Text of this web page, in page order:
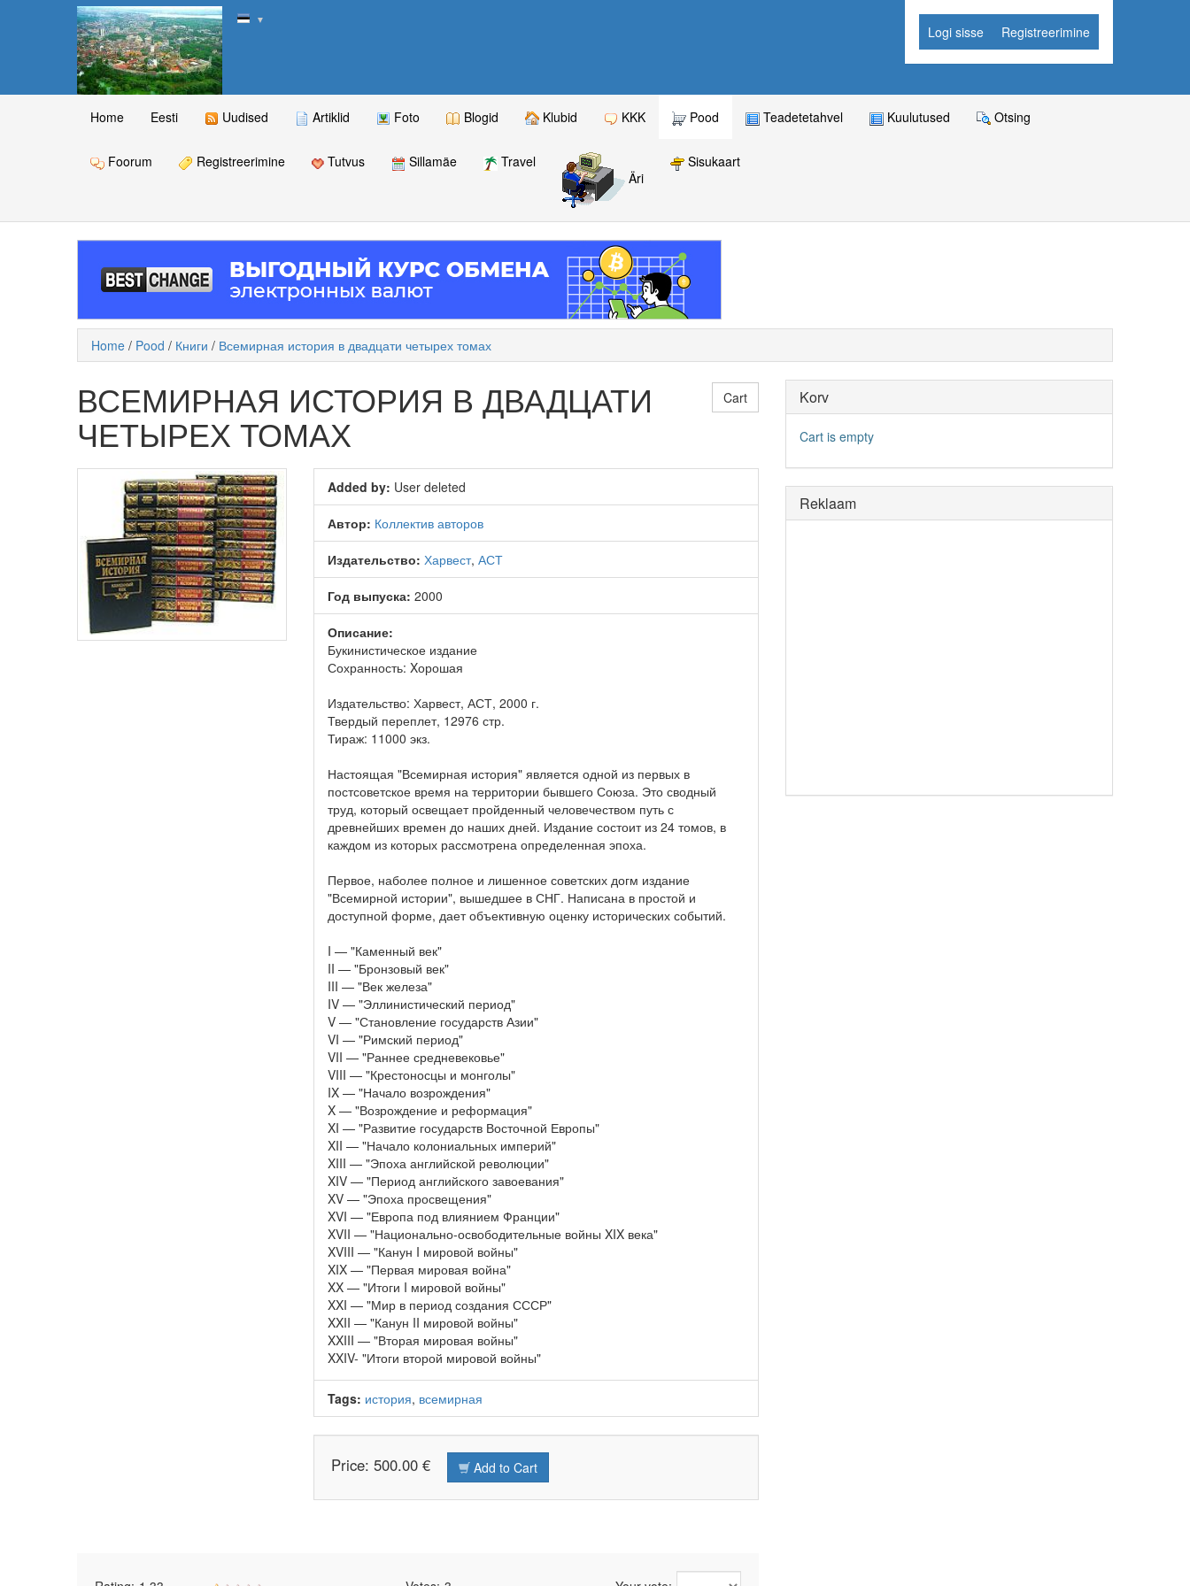
▼
Logi sisse Registreerimine
Home Eesti Uudised Artiklid Foto Blogid Klubid KKK Pood Teadetetahvel Kuulutused Otsing
Foorum Registreerimine Tutvus Sillamäe
Travel
Äri
Sisukaart
Home / Pood / Книги / Всемирная история в двадцати четырех томах
Cart
ВСЕМИРНАЯ ИСТОРИЯ В ДВАДЦАТИ
ЧЕТЫРЕХ ТОМАХ
Added by: User deleted
Автор: Коллектив авторов
Издательство: Харвест, АСТ
Год выпуска: 2000
Описание:
Букинистическое издание
Сохранность: Xорошая
Издательство: Харвест, АСТ, 2000 г.
Твердый переплет, 12976 стр.
Тираж: 11000 экз.
Настоящая "Всемирная история" является одной из первых в
постсоветское время на территории бывшего Союза. Это сводный
труд, который освещает пройденный человечеством путь с
древнейших времен до наших дней. Издание состоит из 24 томов, в
каждом из которых рассмотрена определенная эпоха.
Первое, наболее полное и лишенное советских догм издание
"Всемирной истории", вышедшее в СНГ. Написана в простой и
доступной форме, дает объективную оценку исторических событий.
I — "Каменный век"
II — "Бронзовый век"
III — "Век железа"
IV — "Эллинистический период"
V — "Становление государств Азии"
VI — "Римский период"
VII — "Раннее средневековье"
VIII — "Крестоносцы и монголы"
IX — "Начало возрождения"
X — "Возрождение и реформация"
XI — "Развитие государств Восточной Европы"
XII — "Начало колониальных империй"
XIII — "Эпоха английской революции"
XIV — "Период английского завоевания"
XV — "Эпоха просвещения"
XVI — "Европа под влиянием Франции"
XVII — "Национально-освободительные войны XIX века"
XVIII — "Канун I мировой войны"
XIX — "Первая мировая война"
XX — "Итоги I мировой войны"
XXI — "Мир в период создания СССР"
XXII — "Канун II мировой войны"
XXIII — "Вторая мировая войны"
XXIV- "Итоги второй мировой войны"
Tags: история, всемирная
Price: 500.00 € Add to Cart
Korv
Cart is empty
Reklaam